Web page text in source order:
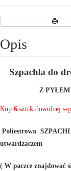
Opis
Szpachla do
Z
Kup 6 sztuk dowolnej
Poliestrowa
utwardzaczem
( W paczce znajdować